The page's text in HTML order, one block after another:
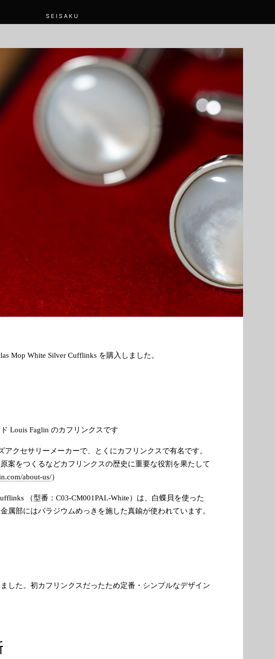
SEISAKU
Mop White Silver Cufflinks を購入しました。
Louis Faglin のカフリンクスです
アクセサリーメーカーで、とくにカフリンクスで有名です。
案をつくるなどカフリンクスの歴史に重要な役割を果たして
about-us/）
（型番：C03-CM001PAL-White）は、白蝶貝を使った
属部にはパラジウムめっきを施した真鍮が使われています。
した。初カフリンクスだったため定番・シンプルなデザイン